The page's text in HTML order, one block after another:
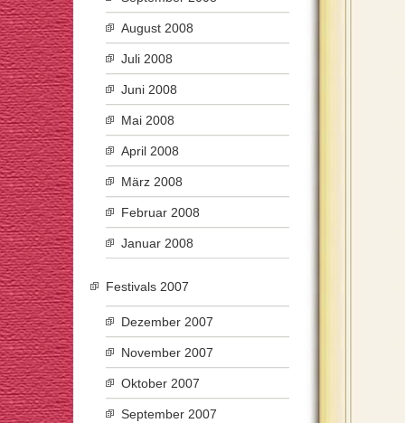
August 2008
Juli 2008
Juni 2008
Mai 2008
April 2008
März 2008
Februar 2008
Januar 2008
Festivals 2007
Dezember 2007
November 2007
Oktober 2007
September 2007